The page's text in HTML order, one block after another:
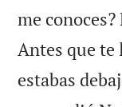
me
Antes que te
estabas